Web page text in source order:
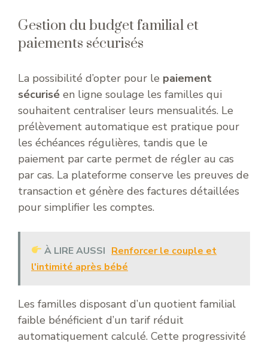
Gestion du budget familial et
paiements sécurisés
La possibilité d’opter pour le paiement
sécurisé en ligne soulage les familles qui
souhaitent centraliser leurs mensualités. Le
prélèvement automatique est pratique pour
les échéances régulières, tandis que le
paiement par carte permet de régler au cas
par cas. La plateforme conserve les preuves de
transaction et génère des factures détaillées
pour simplifier les comptes.
À LIRE AUSSI Renforcer le couple et
l'intimité après bébé
Les familles disposant d’un quotient familial
faible bénéficient d’un tarif réduit
automatiquement calculé. Cette progressivité